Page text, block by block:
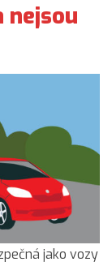
nejsou
jako vozy